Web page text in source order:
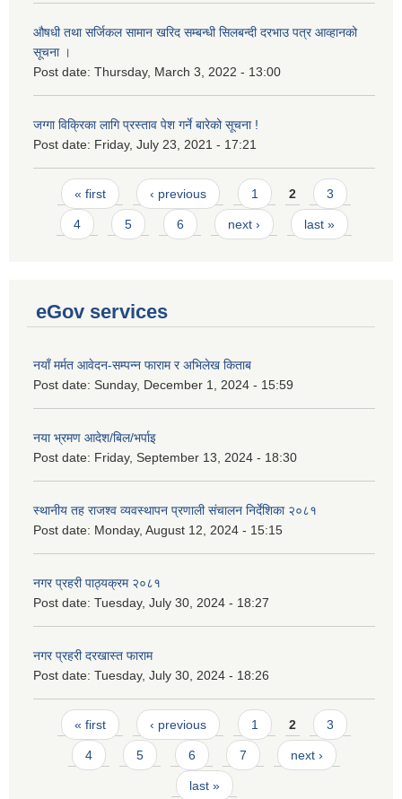
औषधी तथा सर्जिकल सामान खरिद सम्बन्धी सिलबन्दी दरभाउ पत्र आव्हानको
सूचना ।
Post date: Thursday, March 3, 2022 - 13:00
जग्गा विक्रिका लागि प्रस्ताव पेश गर्ने बारेको सूचना !
Post date: Friday, July 23, 2021 - 17:21
Pages
« first ‹ previous 1 2 3
4 5 6 next › last »
eGov services
नयाँ मर्मत आवेदन-सम्पन्न फाराम र अभिलेख किताब
Post date: Sunday, December 1, 2024 - 15:59
नया भ्रमण आदेश/बिल/भर्पाइ
Post date: Friday, September 13, 2024 - 18:30
स्थानीय तह राजश्व व्यवस्थापन प्रणाली संचालन निर्देशिका २०८१
Post date: Monday, August 12, 2024 - 15:15
नगर प्रहरी पाठ्यक्रम २०८१
Post date: Tuesday, July 30, 2024 - 18:27
नगर प्रहरी दरखास्त फाराम
Post date: Tuesday, July 30, 2024 - 18:26
Pages
« first ‹ previous 1 2 3
4 5 6 7 next ›
last »